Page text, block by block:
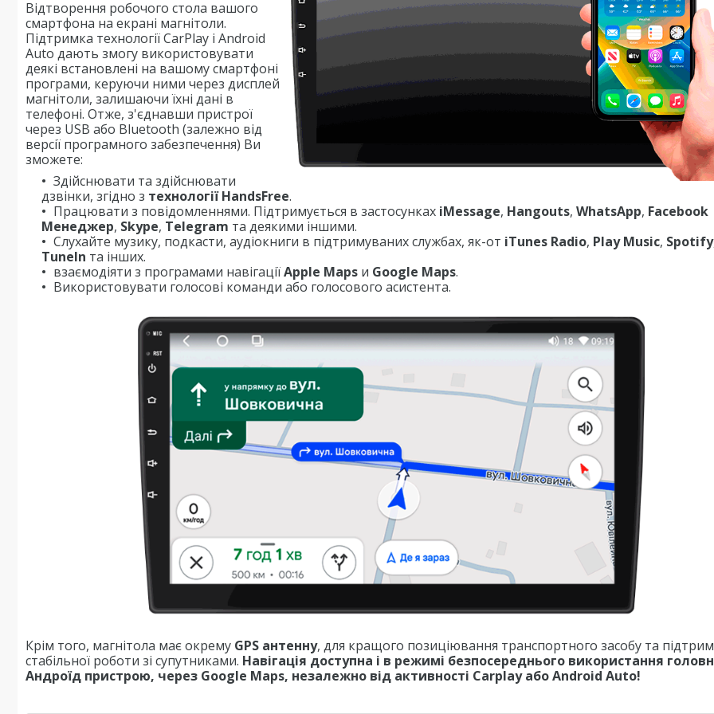
Відтворення робочого стола вашого
смартфона на екрані магнітоли.
Підтримка технології CarPlay і Android
Auto дають змогу використовувати
деякі встановлені на вашому смартфоні
програми, керуючи ними через дисплей
магнітоли, залишаючи їхні дані в
телефоні. Отже, з'єднавши пристрої
через USB або Bluetooth (залежно від
версії програмного забезпечення) Ви
зможете:
Здійснювати та здійснювати
дзвінки, згідно з технології HandsFree.
Працювати з повідомленнями. Підтримується в застосунках iMessage, Hangouts, WhatsApp, Facebook
Менеджер, Skype, Telegram та деякими іншими.
Слухайте музику, подкасти, аудіокниги в підтримуваних службах, як-от iTunes Radio, Play Music, Spotify
TuneIn та інших.
взаємодіяти з програмами навігаціїApple Maps и Google Maps.
Використовувати голосові команди або голосового асистента.
Крім того, магнітола має окрему GPS антенну, для кращого позиціювання транспортного засобу та
стабільної роботи зі супутниками. Навігація доступна і в режимі безпосереднього використання
Андроїд пристрою, через Google Maps, незалежно від активності Carplay або Android Auto!